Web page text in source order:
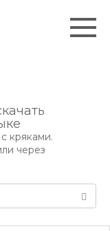
кряками.
через